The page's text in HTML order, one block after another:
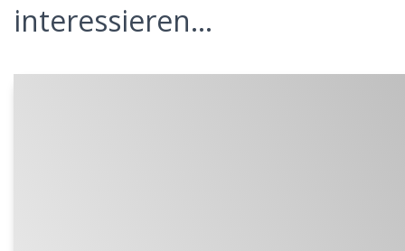
interessieren...